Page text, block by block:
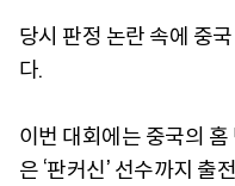
당시 판정 논란 속에 중
다.
이번 대회에는 중국의
은 ‘판커신’ 선수까지 출